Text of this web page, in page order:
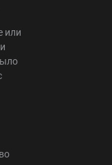
или